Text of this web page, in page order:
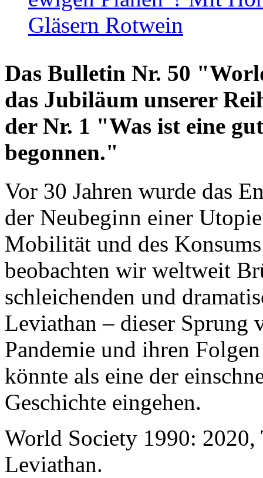
Gläsern Rotwein
Das Bulletin Nr. 50
das Jubiläum unserer
der Nr. 1 "Was ist eine
begonnen."
Vor 30 Jahren wurde das
der Neubeginn einer
Mobilität und des
beobachten wir weltweit
schleichenden und
Leviathan – dieser Sprung
Pandemie und ihren
könnte als eine der
Geschichte eingehen.
World Society 1990: 2020,
Leviathan.